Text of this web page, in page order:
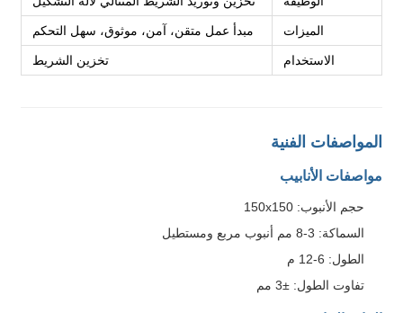
الميزات مبدأ عمل متقن، آمن، موثوق، سهل التحكم
الاستخدام تخزين الشريط
المواصفات الفنية
مواصفات الأنابيب
حجم الأنبوب: 150x150
السماكة: 3-8 مم أنبوب مربع ومستطيل
الطول: 6-12 م
تفاوت الطول: ±3 مم